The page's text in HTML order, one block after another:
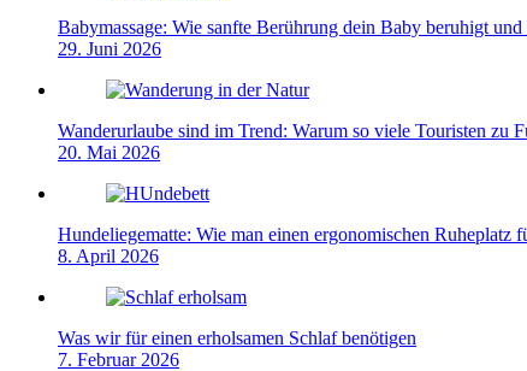
Babymassage: Wie sanfte Berührung dein Baby beruhigt
29. Juni 2026
Wanderurlaube sind im Trend: Warum so viele Touristen zu
20. Mai 2026
Hundeliegematte: Wie man einen ergonomischen Ruheplatz
8. April 2026
Was wir für einen erholsamen Schlaf benötigen
7. Februar 2026